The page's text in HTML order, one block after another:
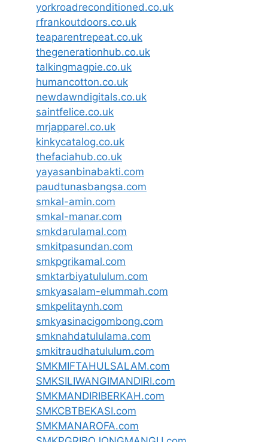
yorkroadreconditioned.co.uk
rfrankoutdoors.co.uk
teaparentrepeat.co.uk
thegenerationhub.co.uk
talkingmagpie.co.uk
humancotton.co.uk
newdawndigitals.co.uk
saintfelice.co.uk
mrjapparel.co.uk
kinkycatalog.co.uk
thefaciahub.co.uk
yayasanbinabakti.com
paudtunasbangsa.com
smkal-amin.com
smkal-manar.com
smkdarulamal.com
smkitpasundan.com
smkpgrikamal.com
smktarbiyatululum.com
smkyasalam-elummah.com
smkpelitaynh.com
smkyasinacigombong.com
smknahdatululama.com
smkitraudhatululum.com
SMKMIFTAHULSALAM.com
SMKSILIWANGIMANDIRI.com
SMKMANDIRIBERKAH.com
SMKCBTBEKASI.com
SMKMANAROFA.com